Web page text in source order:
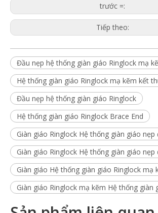
trước =:
Tiếp theo:
Đầu nẹp hệ thống giàn giáo Ringlock mạ
Hệ thống giàn giáo Ringlock mạ kẽm kết
Đầu nẹp hệ thống giàn giáo Ringlock
Hệ thống giàn giáo Ringlock Brace End
Giàn giáo Ringlock Hệ thống giàn giáo nẹp
Giàn giáo Ringlock Hệ thống giàn giáo nẹp
Giàn giáo Hệ thống giàn giáo Ringlock mạ
Giàn giáo Ringlock mạ kẽm Hệ thống giàn